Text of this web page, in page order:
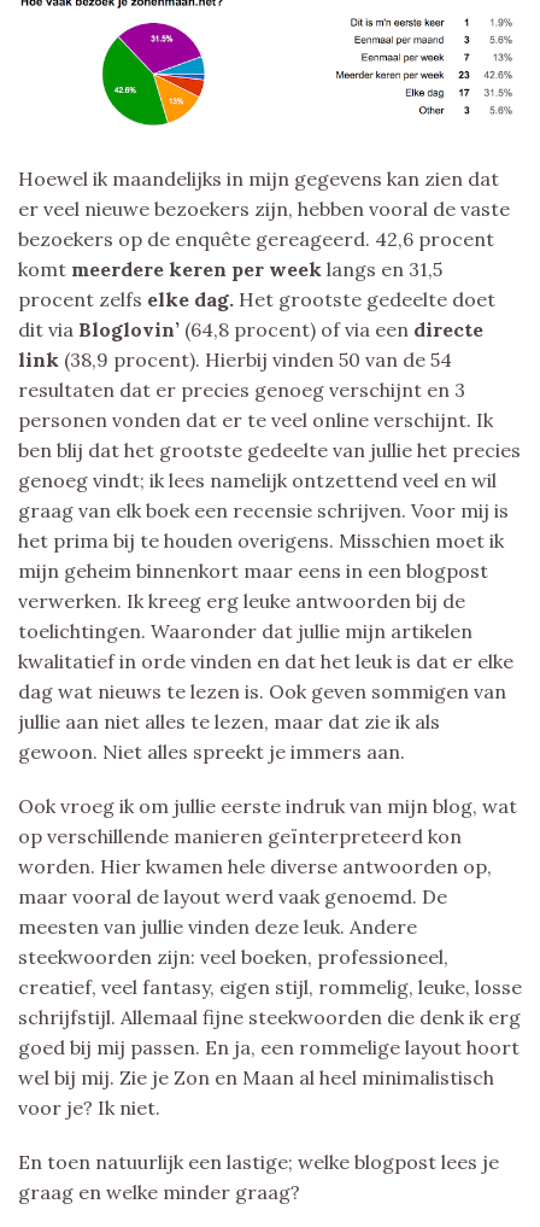
Hoewel ik maandelijks in mijn gegevens kan zien dat
er veel nieuwe bezoekers zijn, hebben vooral de vaste
bezoekers op de enquête gereageerd. 42,6 procent
komt meerdere keren per week langs en 31,5
procent zelfs elke dag. Het grootste gedeelte doet
dit via Bloglovin’ (64,8 procent) of via een directe
link (38,9 procent). Hierbij vinden 50 van de 54
resultaten dat er precies genoeg verschijnt en 3
personen vonden dat er te veel online verschijnt. Ik
ben blij dat het grootste gedeelte van jullie het precies
genoeg vindt; ik lees namelijk ontzettend veel en wil
graag van elk boek een recensie schrijven. Voor mij is
het prima bij te houden overigens. Misschien moet ik
mijn geheim binnenkort maar eens in een blogpost
verwerken. Ik kreeg erg leuke antwoorden bij de
toelichtingen. Waaronder dat jullie mijn artikelen
kwalitatief in orde vinden en dat het leuk is dat er elke
dag wat nieuws te lezen is. Ook geven sommigen van
jullie aan niet alles te lezen, maar dat zie ik als
gewoon. Niet alles spreekt je immers aan.
Ook vroeg ik om jullie eerste indruk van mijn blog, wat
op verschillende manieren geïnterpreteerd kon
worden. Hier kwamen hele diverse antwoorden op,
maar vooral de layout werd vaak genoemd. De
meesten van jullie vinden deze leuk. Andere
steekwoorden zijn: veel boeken, professioneel,
creatief, veel fantasy, eigen stijl, rommelig, leuke, losse
schrijfstijl. Allemaal fijne steekwoorden die denk ik erg
goed bij mij passen. En ja, een rommelige layout hoort
wel bij mij. Zie je Zon en Maan al heel minimalistisch
voor je? Ik niet.
En toen natuurlijk een lastige; welke blogpost lees je
graag en welke minder graag?